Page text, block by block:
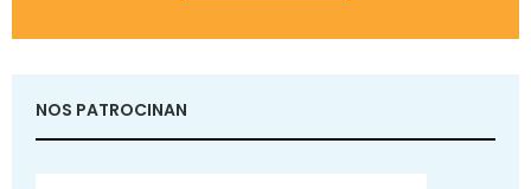
NOS PATROCINAN